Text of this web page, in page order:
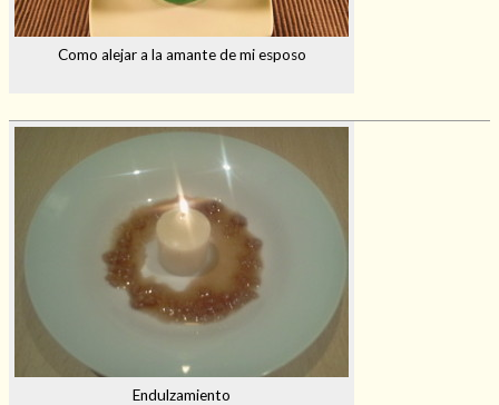
Como alejar a la amante de mi esposo
Endulzamiento